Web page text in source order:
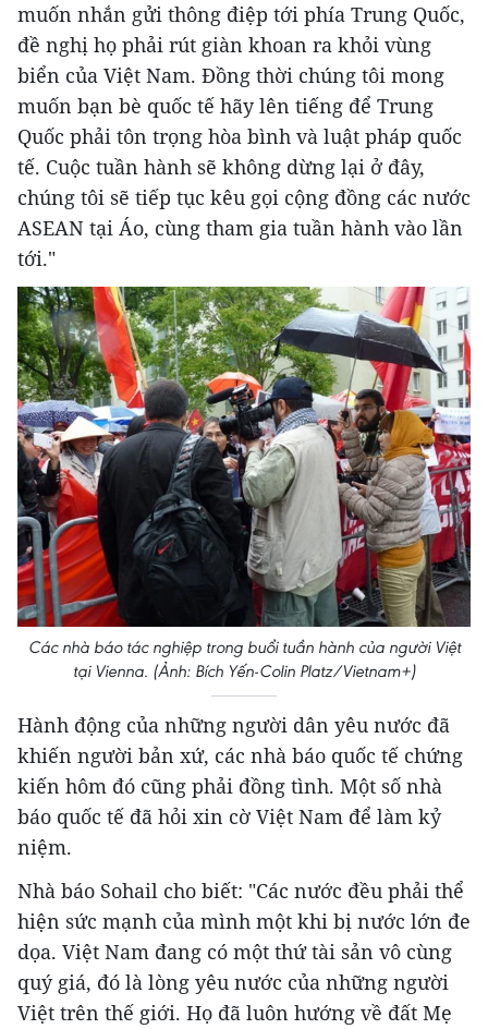
muốn nhắn gửi thông điệp tới phía Trung Quốc,
đề nghị họ phải rút giàn khoan ra khỏi vùng
biển của Việt Nam. Đồng thời chúng tôi mong
muốn bạn bè quốc tế hãy lên tiếng để Trung
Quốc phải tôn trọng hòa bình và luật pháp quốc
tế. Cuộc tuần hành sẽ không dừng lại ở đây,
chúng tôi sẽ tiếp tục kêu gọi cộng đồng các nước
ASEAN tại Áo, cùng tham gia tuần hành vào lần
tới."
Các nhà báo tác nghiệp trong buổi tuần hành của người Việt
tại Vienna. (Ảnh: Bích Yến-Colin Platz/Vietnam+)
Hành động của những người dân yêu nước đã
khiến người bản xứ, các nhà báo quốc tế chứng
kiến hôm đó cũng phải đồng tình. Một số nhà
báo quốc tế đã hỏi xin cờ Việt Nam để làm kỷ
niệm.
Nhà báo Sohail cho biết: "Các nước đều phải thể
hiện sức mạnh của mình một khi bị nước lớn đe
dọa. Việt Nam đang có một thứ tài sản vô cùng
quý giá, đó là lòng yêu nước của những người
Việt trên thế giới. Họ đã luôn hướng về đất Mẹ